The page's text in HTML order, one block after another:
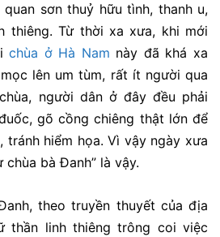
sơn thuỷ hữu tình, thanh u,
thiêng. Từ thời xa xưa, khi mới
chùa ở Hà Nam này đã khá xa
lên um tùm, rất ít người qua
người dân ở đây đều phải
gõ cồng chiêng thật lớn để
hiểm họa. Vì vậy ngày xưa
chùa bà Đanh” là vậy.
theo truyền thuyết của địa
thần linh thiêng trông coi việc